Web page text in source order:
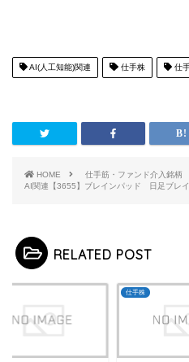
AI(人工知能)関連 仕手株 仕
HOME
仕手筋・ファンド介入銘柄
AI関連【3655】ブレインパッド 日足ブレイ
RELATED POST
仕手株